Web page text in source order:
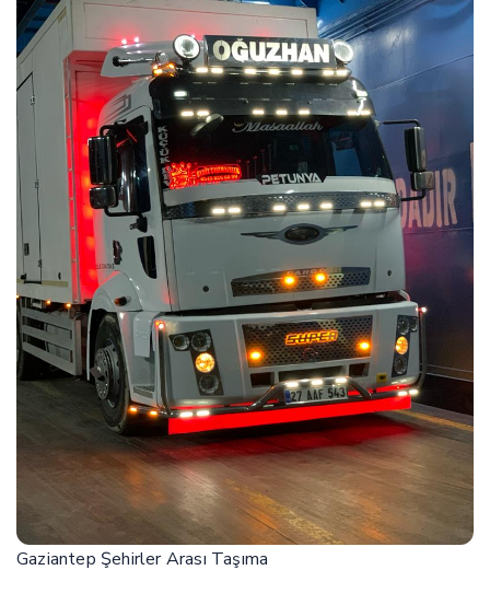
Gaziantep Şehirler Arası Taşıma